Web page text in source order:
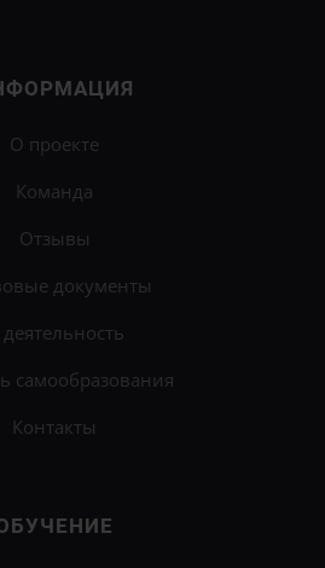
О проекте
Команда
Отзывы
документы
деятельность
самообразования
Контакты